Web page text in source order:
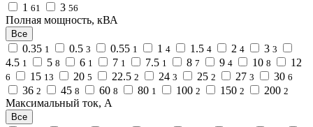
1 61 3 56
Полная мощность, кВА
Все
0.35 1 0.5 3 0.55 1 1 4 1.5 4 2 4 3 3
4.5 1 5 8 6 1 7 1 7.5 1 8 7 9 4 10 8 12
6 15 13 20 5 22.5 2 24 3 25 2 27 3 30 6
36 2 45 8 60 8 80 1 100 2 150 2 200 2
Максимальный ток, А
Все